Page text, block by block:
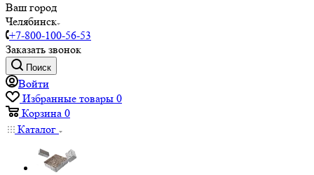
Ваш город
Челябинск
+7-800-100-56-53
Заказать звонок
Поиск
Войти
Избранные товары 0
Корзина 0
Каталог